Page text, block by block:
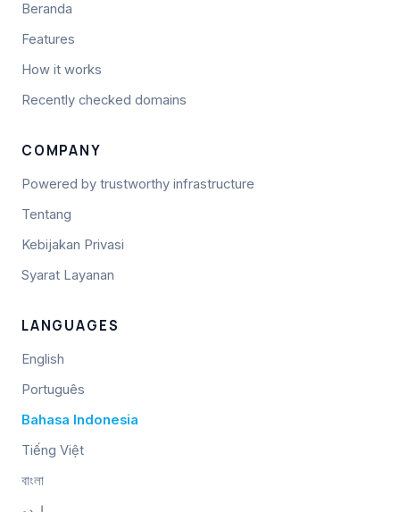
Beranda
Features
How it works
Recently checked domains
COMPANY
Powered by trustworthy infrastructure
Tentang
Kebijakan Privasi
Syarat Layanan
LANGUAGES
English
Português
Bahasa Indonesia
Tiếng Việt
বাংলা